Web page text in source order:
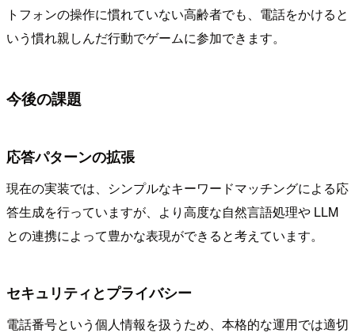
トフォンの操作に慣れていない高齢者でも、電話をかけると
いう慣れ親しんだ行動でゲームに参加できます。
今後の課題
応答パターンの拡張
現在の実装では、シンプルなキーワードマッチングによる応
答生成を行っていますが、より高度な自然言語処理や LLM
との連携によって豊かな表現ができると考えています。
セキュリティとプライバシー
電話番号という個人情報を扱うため、本格的な運用では適切